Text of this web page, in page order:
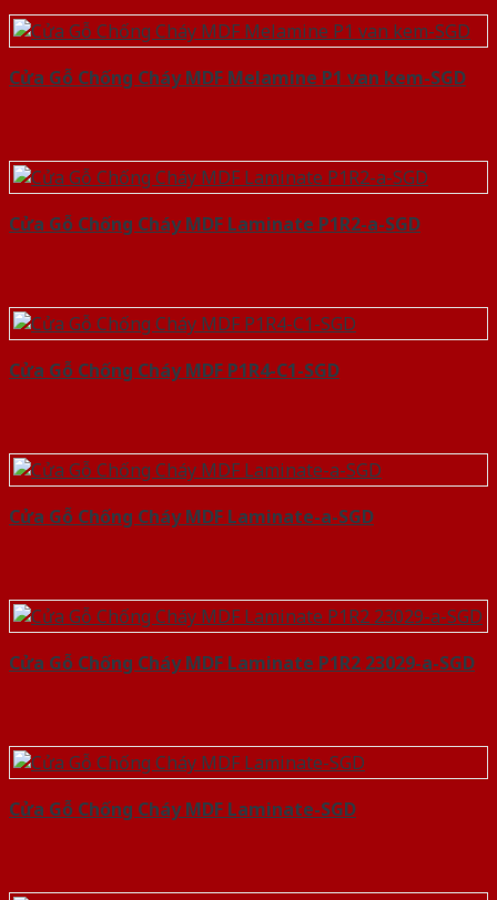
Cửa Gỗ Chống Cháy MDF Melamine P1 van kem-SGD
Cửa Gỗ Chống Cháy MDF Laminate P1R2-a-SGD
Cửa Gỗ Chống Cháy MDF P1R4-C1-SGD
Cửa Gỗ Chống Cháy MDF Laminate-a-SGD
Cửa Gỗ Chống Cháy MDF Laminate P1R2 23029-a-SGD
Cửa Gỗ Chống Cháy MDF Laminate-SGD